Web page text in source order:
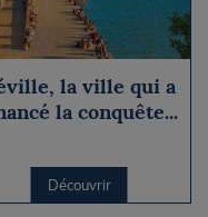
la ville qui a
la conquête...
Découvrir